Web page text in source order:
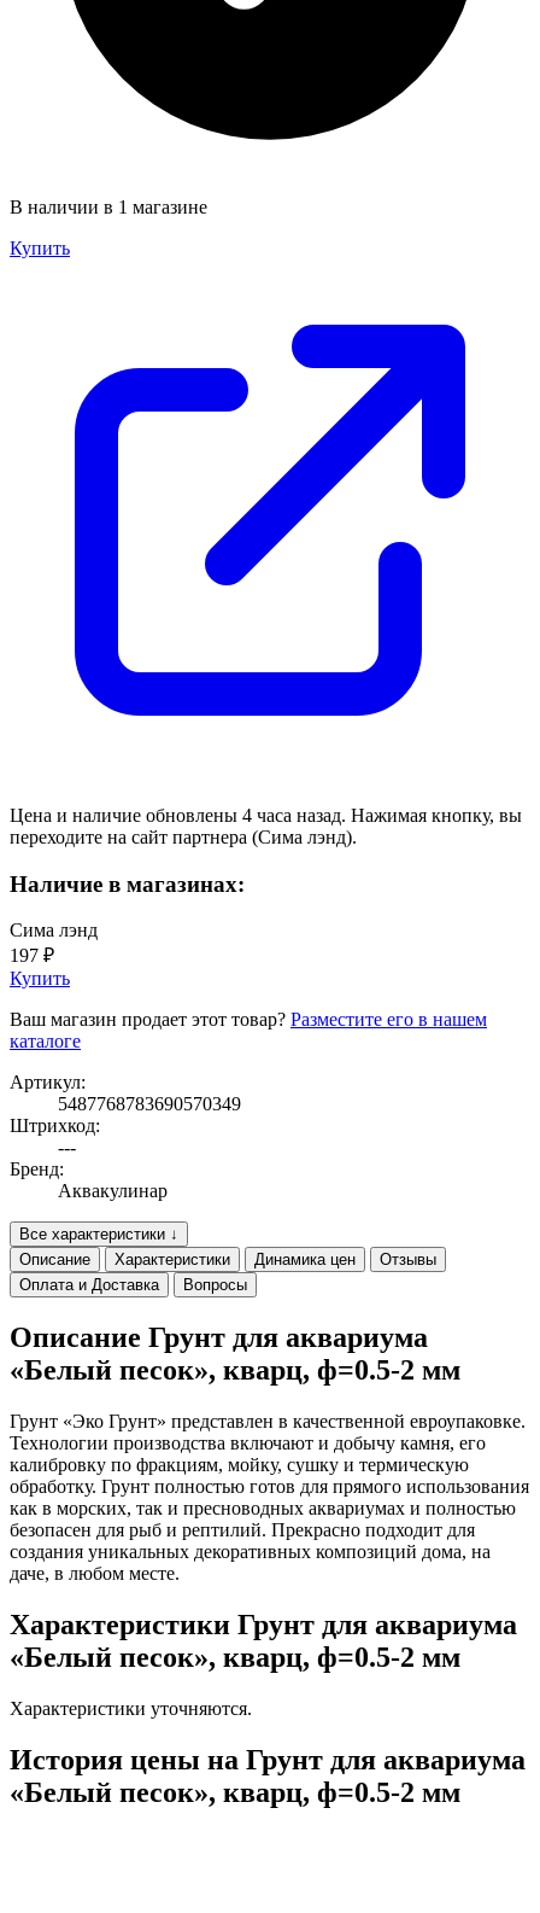
В наличии в 1 магазине
Купить
Цена и наличие обновлены 4 часа назад. Нажимая кнопку, вы
переходите на сайт партнера (Сима лэнд).
Наличие в магазинах:
Сима лэнд
197 ₽
Купить
Ваш магазин продает этот товар? Разместите его в нашем
каталоге
Артикул:
5487768783690570349
Штрихкод:
---
Бренд:
Аквакулинар
Все характеристики ↓
Описание
Характеристики Динамика цен
Отзывы
Оплата и Доставка
Вопросы
Описание Грунт для аквариума
«Белый песок», кварц, ф=0.5-2 мм
Грунт «Эко Грунт» представлен в качественной евроупаковке.
Технологии производства включают и добычу камня, его
калибровку по фракциям, мойку, сушку и термическую
обработку. Грунт полностью готов для прямого использования
как в морских, так и пресноводных аквариумах и полностью
безопасен для рыб и рептилий. Прекрасно подходит для
создания уникальных декоративных композиций дома, на
даче, в любом месте.
Характеристики Грунт для аквариума
«Белый песок», кварц, ф=0.5-2 мм
Характеристики уточняются.
История цены на Грунт для аквариума
«Белый песок», кварц, ф=0.5-2 мм